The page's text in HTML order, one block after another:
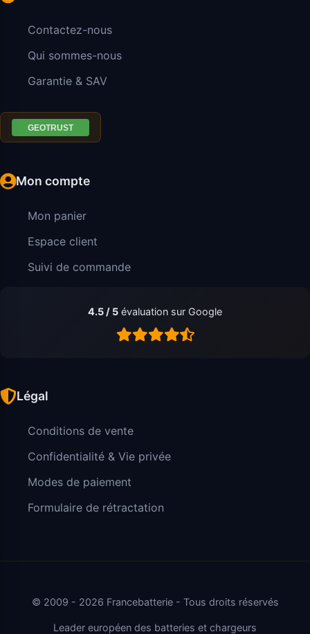
Contactez-nous
Qui sommes-nous
Garantie & SAV
Mon compte
Mon panier
Espace client
Suivi de commande
4.5 / 5 évaluation sur Google
Légal
Conditions de vente
Confidentialité & Vie privée
Modes de paiement
Formulaire de rétractation
© 2009 - 2026 Francebatterie - Tous droits réservés
Leader européen des batteries et chargeurs